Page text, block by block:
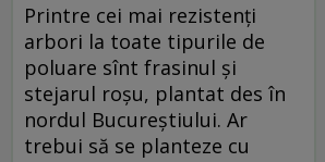
Printre cei mai rezistenți
arbori la toate tipurile de
poluare sînt frasinul și
stejarul roșu, plantat des în
nordul Bucureștiului. Ar
trebui să se planteze cu